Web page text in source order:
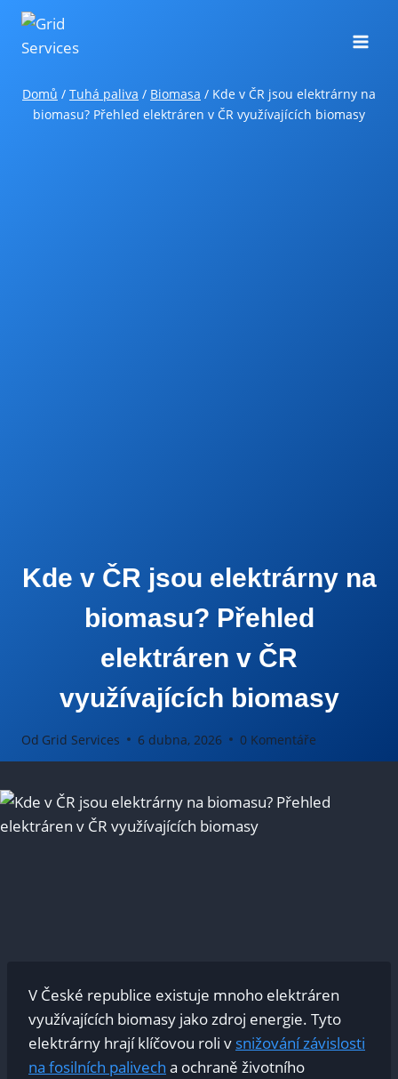
Přeskočit
obsah
Domů / Tuhá paliva / Biomasa / Kde v ČR jsou elektrárny na
biomasu? Přehled elektráren v ČR využívajících biomasy
Kde v ČR jsou elektrárny na
biomasu? Přehled
elektráren v ČR
využívajících biomasy
Od Grid Services 6 dubna, 2026 0 Komentáře
V České republice existuje mnoho elektráren
využívajících biomasy jako zdroj energie. Tyto
elektrárny hrají klíčovou roli v snižování závislosti
na fosilních palivech a ochraně životního